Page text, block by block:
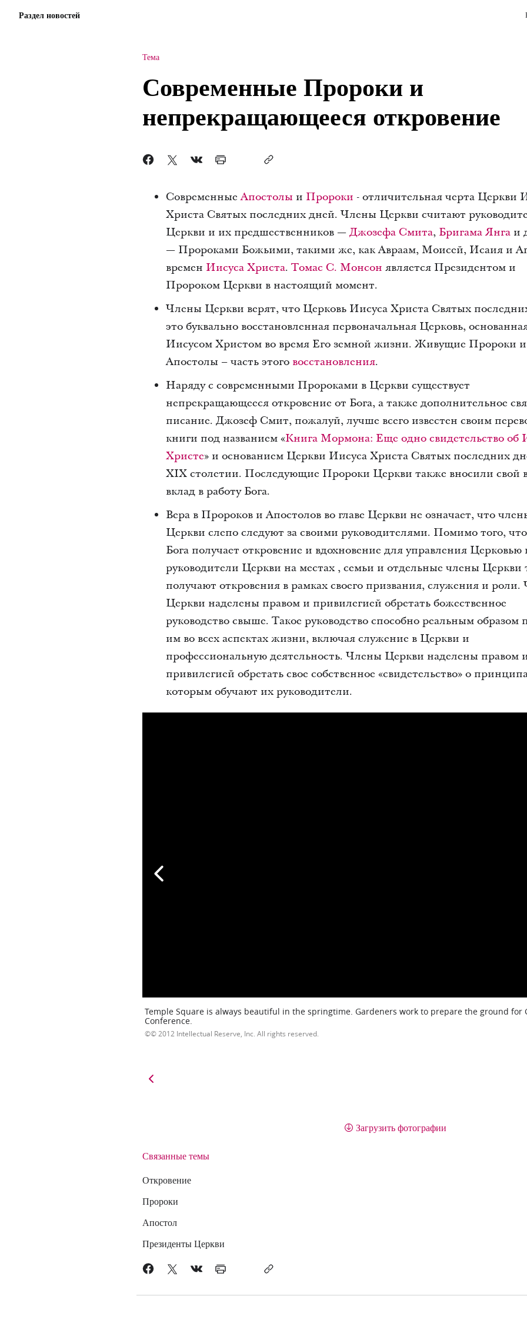
Раздел новостей
Тема
Современные Пророки и
непрекращающееся откровение
СовременныеАпостолы и Пророки - отличительная черта Церкви
Христа Святых последних дней. Члены Церкви считают
Церкви и их предшественников — Джозефа Смита, Бригама Янгаи
— Пророками Божьими, такими же, как Авраам, Моисей, Исаия и
времен Иисуса Христа. Томас С. Монсон является Президентом и
Пророком Церкви в настоящий момент.
Члены Церкви верят, что Церковь Иисуса Христа Святых
это буквально восстановленная первоначальная Церковь,
Иисусом Христом во время Его земной жизни. Живущие Пророки и
Апостолы – часть этого восстановления.
Наряду с современными Пророками в Церкви существует
непрекращающееся откровение от Бога, а также дополнительное
писание. Джозеф Смит, пожалуй, лучше всего известен своим
книги под названием «Книга Мормона: Еще одно свидетельство об
Христе» и основанием Церкви Иисуса Христа Святых последних
XIX столетии. Последующие Пророки Церкви также вносили свой
вклад в работу Бога.
Вера в Пророков и Апостолов во главе Церкви не означает, что
Церкви слепо следуют за своими руководителями. Помимо того,
Бога получает откровение и вдохновение для управления Церковью
руководители Церкви на местах , семьи и отдельные члены Церкви
получают откровения в рамках своего призвания, служения и
Церкви наделены правом и привилегией обретать божественное
руководство свыше. Такое руководство способно реальным образом
им во всех аспектах жизни, включая служение в Церкви и
профессиональную деятельность. Члены Церкви наделены правом
привилегией обретать свое собственное «свидетельство» о
которым обучают их руководители.
Temple Square is always beautiful in the springtime. Gardeners work to prepare the ground for
Conference.
© 2012 Intellectual Reserve, Inc. All rights reserved.
Загрузить фотографии
Связанные темы
Откровение
Пророки
Апостол
Президенты Церкви